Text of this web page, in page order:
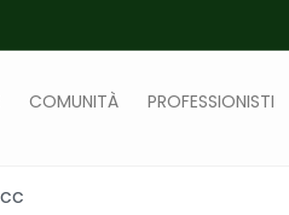
COMUNITÀ PROFESSIONISTI